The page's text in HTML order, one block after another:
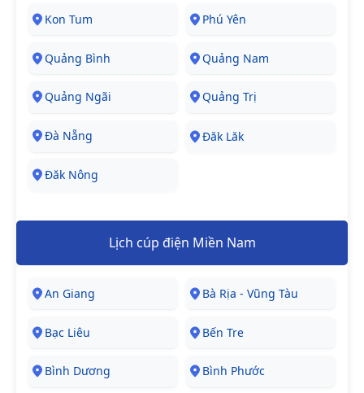
Kon Tum Phú Yên
Quảng Bình Quảng Nam
Quảng Ngãi Quảng Trị
Đà Nẵng Đăk Lăk
Đăk Nông
Lịch cúp điện Miền Nam
An Giang Bà Rịa - Vũng Tàu
Bạc Liêu Bến Tre
Bình Dương Bình Phước